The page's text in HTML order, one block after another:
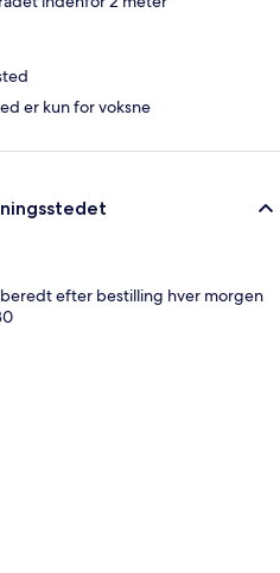
er kun for voksne
efter bestilling hver morgen